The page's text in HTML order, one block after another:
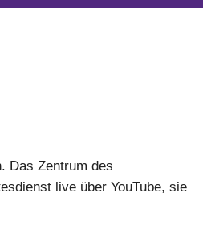
Das Zentrum des
live über YouTube, sie